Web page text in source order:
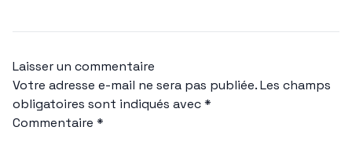
Laisser un commentaire
Votre adresse e-mail ne sera pas publiée.Les champs
obligatoires sont indiqués avec*
Commentaire *